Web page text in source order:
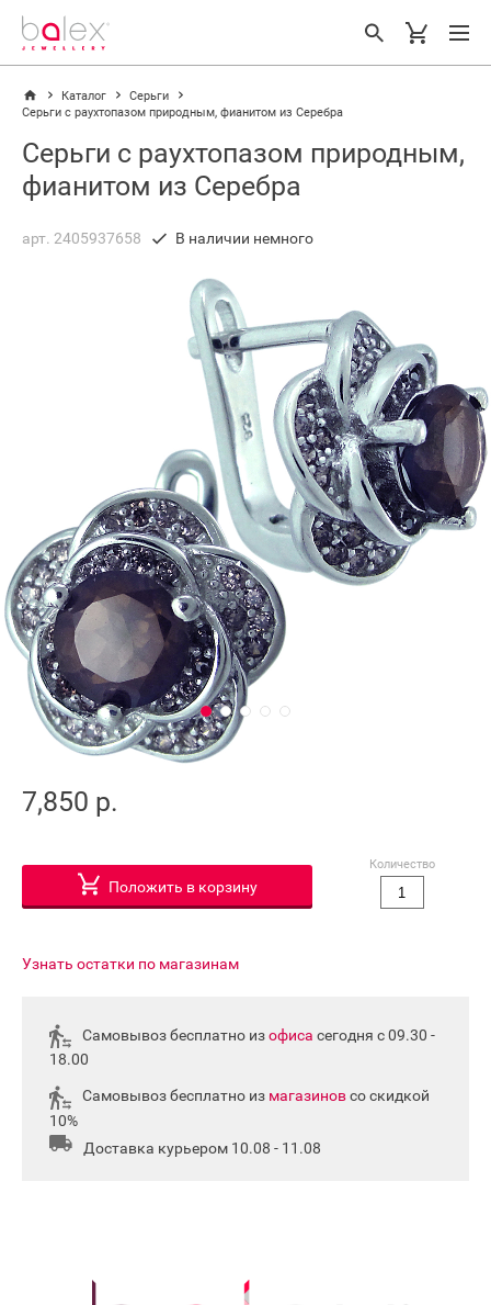
Каталог
Серьги
Серьги с раухтопазом природным, фианитом из Серебра
Серьги с раухтопазом природным,
фианитом из Серебра
арт. 2405937658 В наличии немного
7,850 р.
Положить в корзину
Количество
Узнать остатки по магазинам
Самовывоз бесплатно изофиса сегодня с 09.30 -
18.00
Самовывоз бесплатно из магазиновсо скидкой
10%
Доставка курьером 10.08 - 11.08